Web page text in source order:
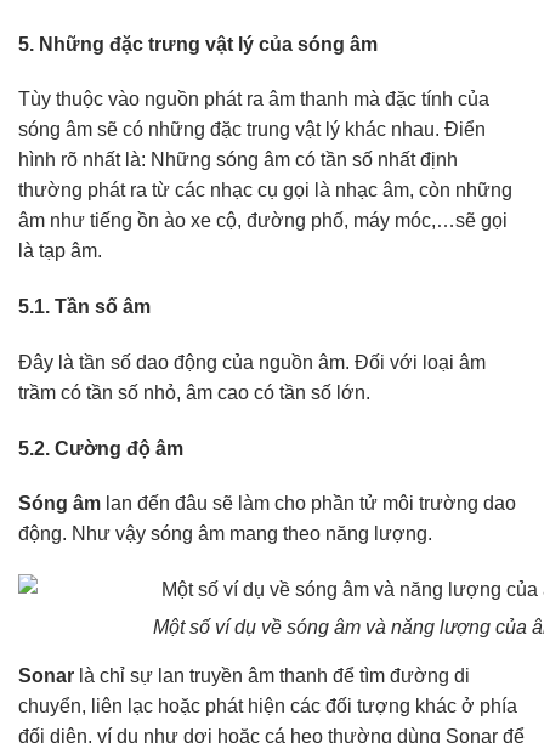
5. Những đặc trưng vật lý của sóng âm
Tùy thuộc vào nguồn phát ra âm thanh mà đặc tính của
sóng âm sẽ có những đặc trung vật lý khác nhau. Điển
hình rõ nhất là: Những sóng âm có tần số nhất định
thường phát ra từ các nhạc cụ gọi là nhạc âm, còn những
âm như tiếng ồn ào xe cộ, đường phố, máy móc,…sẽ gọi
là tạp âm.
5.1. Tần số âm
Đây là tần số dao động của nguồn âm. Đối với loại âm
trầm có tần số nhỏ, âm cao có tần số lớn.
5.2. Cường độ âm
Sóng âm lan đến đâu sẽ làm cho phần tử môi trường dao
động. Như vậy sóng âm mang theo năng lượng.
Một số ví dụ về sóng âm và năng lượng của
Sonar là chỉ sự lan truyền âm thanh để tìm đường di
chuyển, liên lạc hoặc phát hiện các đối tượng khác ở phía
đối diện, ví dụ như dơi hoặc cá heo thường dùng Sonar để